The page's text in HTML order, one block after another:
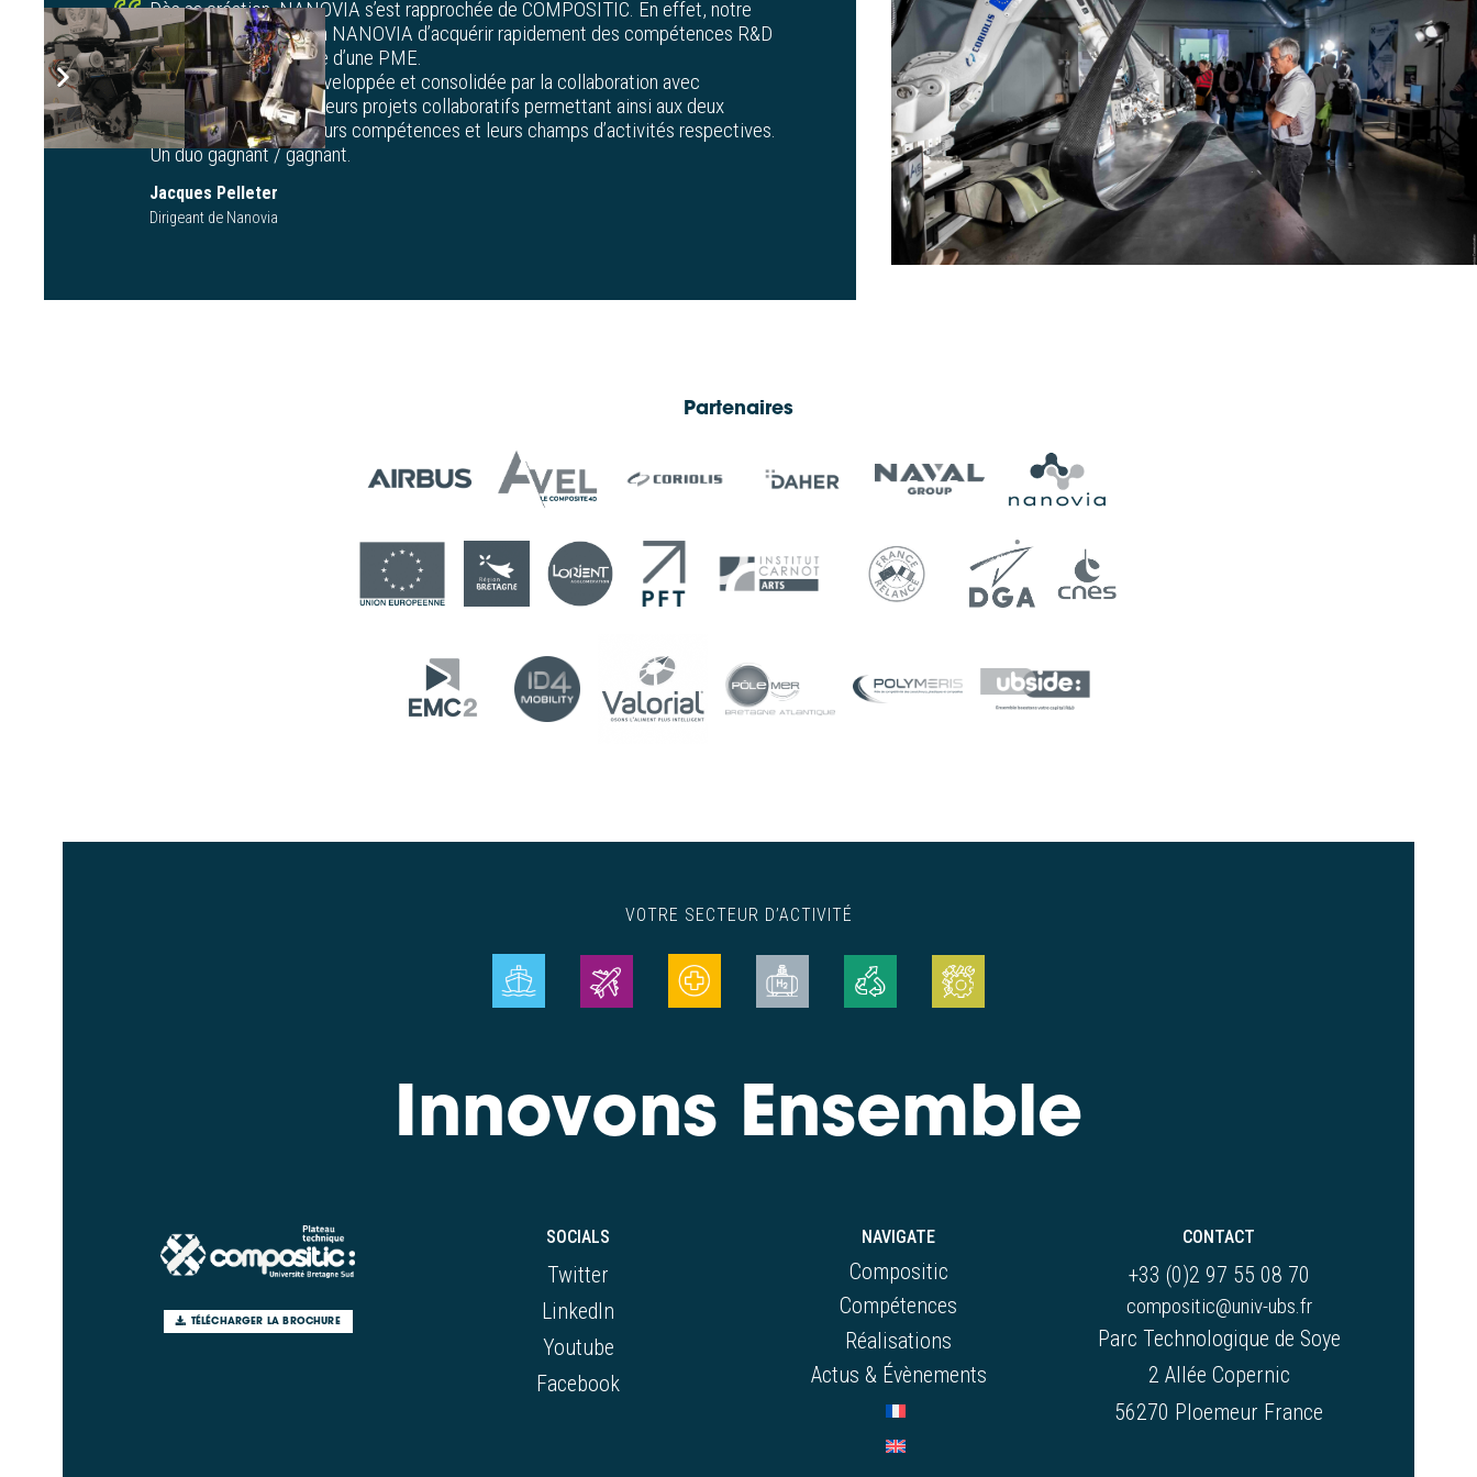
Dès sa création, NANOVIA s’est rapprochée de COMPOSITIC. En effet, notre
coopération a permis à NANOVIA d’acquérir rapidement des compétences R&D
compatibles à l’échelle d’une PME.
Notre relation s’est développée et consolidée par la collaboration avec
COMPOSITIC sur plusieurs projets collaboratifs permettant ainsi aux deux
structures d’étendre leurs compétences et leurs champs d’activités respectives.
Un duo gagnant / gagnant.
Jacques Pelleter
Dirigeant de Nanovia
Partenaires
VOTRE SECTEUR D’ACTIVITÉ
Innovons Ensemble
TÉLÉCHARGER LA BROCHURE
SOCIALS
Twitter
LinkedIn
Youtube
Facebook
NAVIGATE
Compositic
Compétences
Réalisations
Actus & Évènements
CONTACT
+33 (0)2 97 55 08 70
compositic@univ-ubs.fr
Parc Technologique de Soye
2 Allée Copernic
56270 Ploemeur France